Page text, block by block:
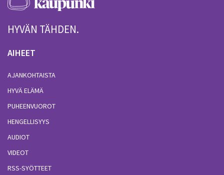
HYVÄN TÄHDEN.
AIHEET
AJANKOHTAISTA
HYVÄ ELÄMÄ
PUHEENVUOROT
HENGELLISYYS
AUDIOT
VIDEOT
RSS-SYÖTTEET